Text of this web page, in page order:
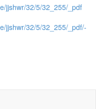
jjshwr/32/5/32_255/_pdf
jjshwr/32/5/32_255/_pdf/-